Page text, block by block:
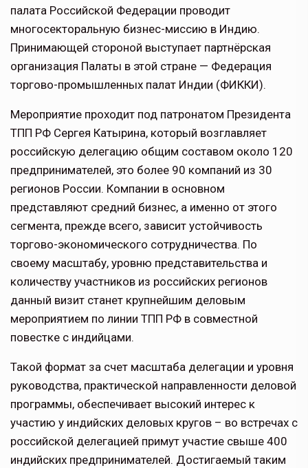
палата Российской Федерации проводит
многосекторальную бизнес-миссию в Индию.
Принимающей стороной выступает партнёрская
организация Палаты в этой стране — Федерация
торгово-промышленных палат Индии (ФИККИ).
Мероприятие проходит под патронатом Президента
ТПП РФ Сергея Катырина, который возглавляет
российскую делегацию общим составом около 120
предпринимателей, это более 90 компаний из 30
регионов России. Компании в основном
представляют средний бизнес, а именно от этого
сегмента, прежде всего, зависит устойчивость
торгово-экономического сотрудничества. По
своему масштабу, уровню представительства и
количеству участников из российских регионов
данный визит станет крупнейшим деловым
мероприятием по линии ТПП РФ в совместной
повестке с индийцами.
Такой формат за счет масштаба делегации и уровня
руководства, практической направленности деловой
программы, обеспечивает высокий интерес к
участию у индийских деловых кругов – во встречах с
российской делегацией примут участие свыше 400
индийских предпринимателей. Достигаемый таким